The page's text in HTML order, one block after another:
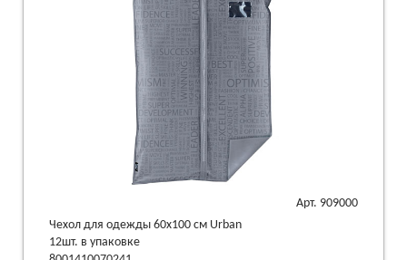
Арт. 909000
Чехол для одежды 60х100 см Urban
12шт. в упаковке